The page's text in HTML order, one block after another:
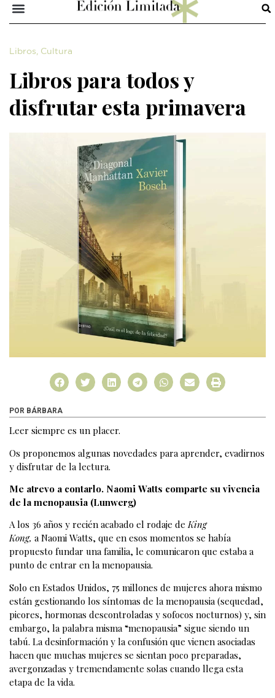
Libros, Cultura
Libros para todos y
disfrutar esta primavera
POR BÁRBARA
Leer siempre es un placer.
Os proponemos algunas novedades para aprender, evadirnos
y disfrutar de la lectura.
Me atrevo a contarlo. Naomi Watts comparte su vivencia
de la menopausia (Lunwerg)
A los 36 años y recién acabado el rodaje deKing
Kong, a Naomi Watts, que en esos momentos se había
propuesto fundar una familia, le comunicaron que estaba a
punto de entrar en la menopausia.
Solo en Estados Unidos, 75 millones de mujeres ahora mismo
están gestionando los síntomas de la menopausia (sequedad,
picores, hormonas descontroladas y sofocos nocturnos) y, sin
embargo, la palabra misma “menopausia” sigue siendo un
tabú. La desinformación y la confusión que vienen asociadas
hacen que muchas mujeres se sientan poco preparadas,
avergonzadas y tremendamente solas cuando llega esta
etapa de la vida.